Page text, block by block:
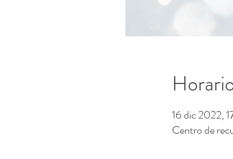
16 dic 2022,
Centro de